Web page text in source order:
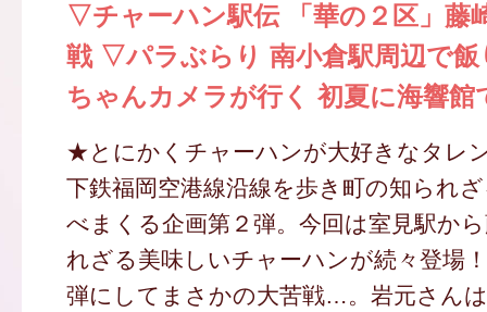
▽チャーハン駅伝 「華の２区」藤
戦 ▽パラぶらり 南小倉駅周辺で
ちゃんカメラが行く 初夏に海響館
★とにかくチャーハンが大好きなタレ
下鉄福岡空港線沿線を歩き町の知られ
べまくる企画第２弾。今回は室見駅か
れざる美味しいチャーハンが続々登場
弾にしてまさかの大苦戦…。岩元さん